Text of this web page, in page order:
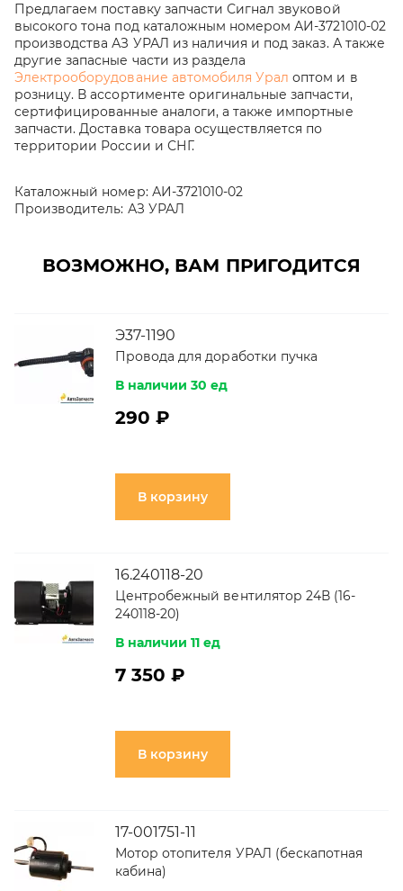
Предлагаем поставку запчасти Сигнал звуковой
высокого тона под каталожным номером АИ-3721010-02
производства АЗ УРАЛ из наличия и под заказ. А также
другие запасные части из раздела
Электрооборудование автомобиля Урал оптом и в
розницу. В ассортименте оригинальные запчасти,
сертифицированные аналоги, а также импортные
запчасти. Доставка товара осуществляется по
территории России и СНГ.
Каталожный номер: АИ-3721010-02
Производитель: АЗ УРАЛ
ВОЗМОЖНО, ВАМ ПРИГОДИТСЯ
Э37-1190
Провода для доработки пучка
В наличии 30 ед
290 ₽
В корзину
16.240118-20
Центробежный вентилятор 24В (16-
240118-20)
В наличии 11 ед
7 350 ₽
В корзину
17-001751-11
Мотор отопителя УРАЛ (бескапотная
кабина)